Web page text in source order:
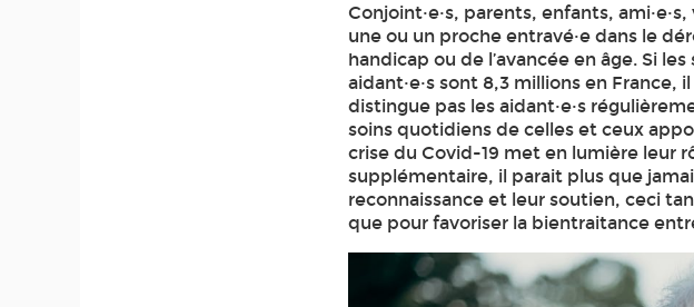
Conjoint·e·s, parents, enfants,
une ou un proche entravé·e dans le
handicap ou de l’avancée en âge. Si
aidant·e·s sont 8,3 millions en
distingue pas les aidant·e·s
soins quotidiens de celles et ceux
crise du Covid-19 met en lumière leur
supplémentaire, il parait plus que
reconnaissance et leur soutien, ceci
que pour favoriser la bientraitance